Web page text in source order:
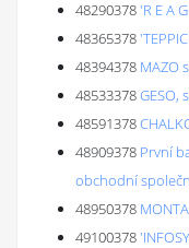
48290378'R E A
48365378
48394378 MAZO
48533378GESO,
48591378
48909378 První
obchodní
48950378
49100378